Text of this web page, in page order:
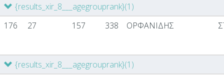
{results_xir_8___agegrouprank}(1)
176
27 157 338 ΟΡΦΑΝΙΔΗΣ
{results_xir_8___agegrouprank}(1)